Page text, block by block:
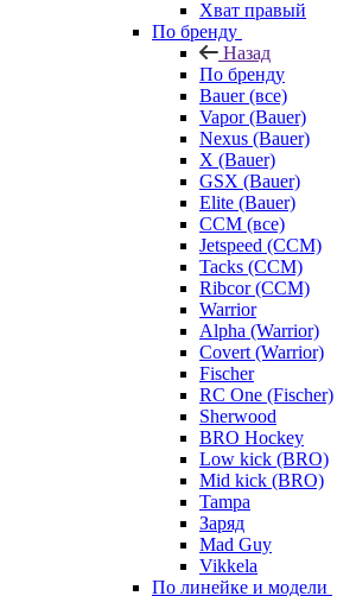
Хват правый
По бренду
Назад
По бренду
Bauer (все)
Vapor (Bauer)
Nexus (Bauer)
X (Bauer)
GSX (Bauer)
Elite (Bauer)
CCM (все)
Jetspeed (CCM)
Tacks (CCM)
Ribcor (CCM)
Warrior
Alpha (Warrior)
Covert (Warrior)
Fischer
RC One (Fischer)
Sherwood
BRO Hockey
Low kick (BRO)
Mid kick (BRO)
Tampa
Заряд
Mad Guy
Vikkela
По линейке и модели